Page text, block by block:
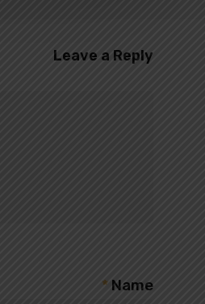
Leave a Reply
Name
*